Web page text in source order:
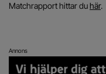
Matchrapport hittar duhär.
Annons